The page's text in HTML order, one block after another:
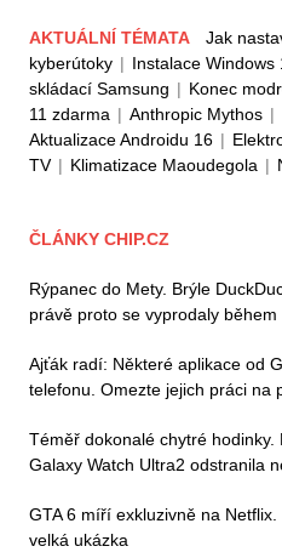
AKTUÁLNÍ TÉMATA Jak
kyberútoky | Instalace
skládací Samsung | Konec
11 zdarma | Anthropic Mythos |
Aktualizace Androidu 16 |
TV | Klimatizace Maoudegola |
ČLÁNKY CHIP.CZ
Rýpanec do Mety. Brýle
právě proto se vyprodaly
Ajťák radí: Některé aplikace od
telefonu. Omezte jejich práci na
Téměř dokonalé chytré hodinky.
Galaxy Watch Ultra2 odstranila
GTA 6 míří exkluzivně na
velká ukázka